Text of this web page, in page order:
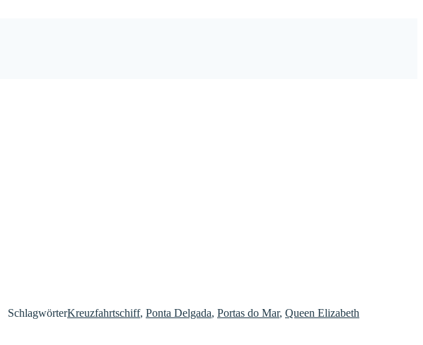
SchlagwörterKreuzfahrtschiff, Ponta Delgada, Portas do Mar, Queen Elizabeth